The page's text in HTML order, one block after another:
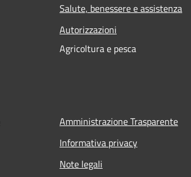
Salute, benessere e assistenza
Autorizzazioni
Agricoltura e pesca
Amministrazione Trasparente
Informativa privacy
Note legali